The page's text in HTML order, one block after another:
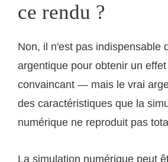
ce rendu ?
Non, il n'est pas indispensable
argentique pour obtenir un
convaincant — mais le vrai
des caractéristiques que la
numérique ne reproduit pas
La simulation numérique peut